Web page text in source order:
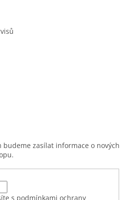
budeme zasílat informace o nových
s podmínkami ochrany